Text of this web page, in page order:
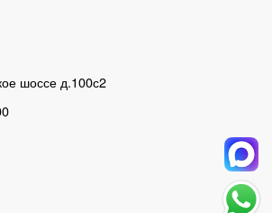
шоссе д.100с2